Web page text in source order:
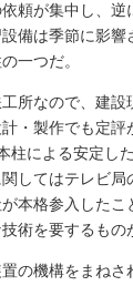
頼が集中し、
備は季節に影響
一つだ。
所なので、建
・製作でも定
柱による安定し
してはテレビ
本格参入した
術を要するもの
置の機構をまね